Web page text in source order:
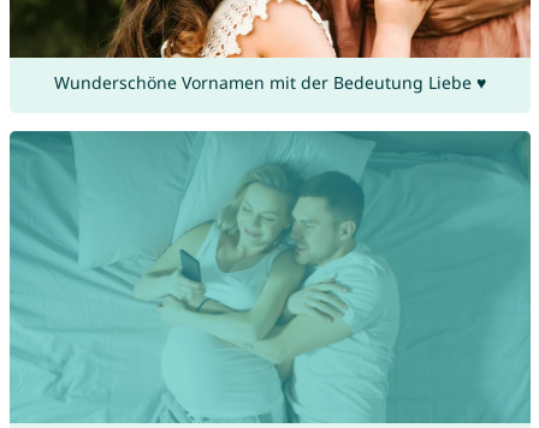
Wunderschöne Vornamen mit der Bedeutung Liebe ♥